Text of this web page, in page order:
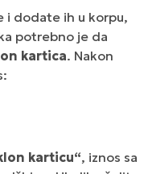
i dodate ih u korpu,
potrebno je da
kartica. Nakon
karticu“, iznos sa